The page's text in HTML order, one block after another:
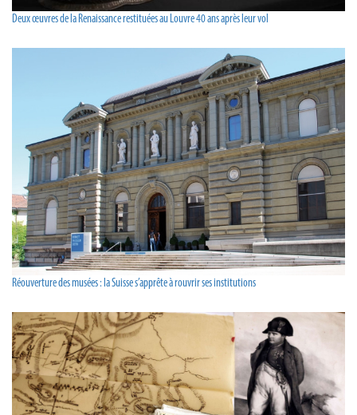
Deux œuvres de la Renaissance restituées au Louvre 40 ans après leur vol
Réouverture des musées : la Suisse s’apprête à rouvrir ses institutions